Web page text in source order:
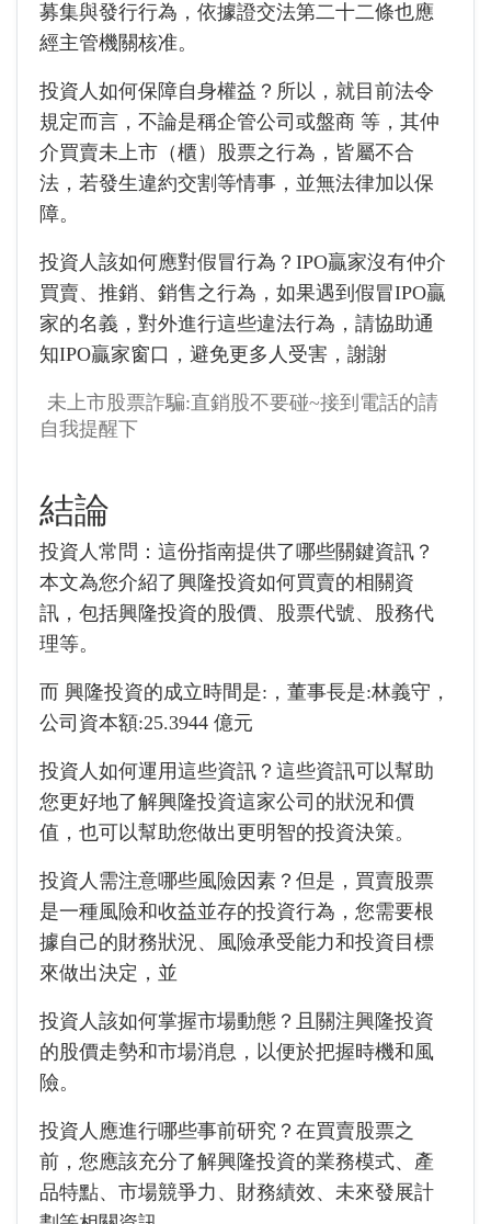
募集與發行行為，依據證交法第二十二條也應
經主管機關核准。
投資人如何保障自身權益？所以，就目前法令
規定而言，不論是稱企管公司或盤商 等，其仲
介買賣未上市（櫃）股票之行為，皆屬不合
法，若發生違約交割等情事，並無法律加以保
障。
投資人該如何應對假冒行為？IPO贏家沒有仲介
買賣、推銷、銷售之行為，如果遇到假冒IPO贏
家的名義，對外進行這些違法行為，請協助通
知IPO贏家窗口，避免更多人受害，謝謝
未上市股票詐騙:直銷股不要碰~接到電話的請
自我提醒下
結論
投資人常問：這份指南提供了哪些關鍵資訊？
本文為您介紹了興隆投資如何買賣的相關資
訊，包括興隆投資的股價、股票代號、股務代
理等。
而 興隆投資的成立時間是: ，董事長是:林義守，
公司資本額:25.3944 億元
投資人如何運用這些資訊？這些資訊可以幫助
您更好地了解興隆投資這家公司的狀況和價
值，也可以幫助您做出更明智的投資決策。
投資人需注意哪些風險因素？但是，買賣股票
是一種風險和收益並存的投資行為，您需要根
據自己的財務狀況、風險承受能力和投資目標
來做出決定，並
投資人該如何掌握市場動態？且關注興隆投資
的股價走勢和市場消息，以便於把握時機和風
險。
投資人應進行哪些事前研究？在買賣股票之
前，您應該充分了解興隆投資的業務模式、產
品特點、市場競爭力、財務績效、未來發展計